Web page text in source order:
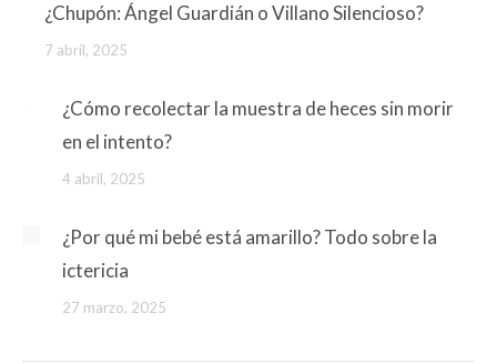
¿Chupón: Ángel Guardián o Villano Silencioso?
7 abril, 2025
¿Cómo recolectar la muestra de heces sin morir
en el intento?
4 abril, 2025
¿Por qué mi bebé está amarillo? Todo sobre la
ictericia
27 marzo, 2025